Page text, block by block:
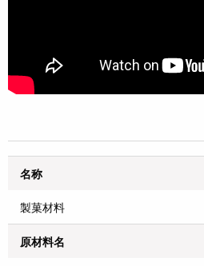
名称
製菓材料
原材料名